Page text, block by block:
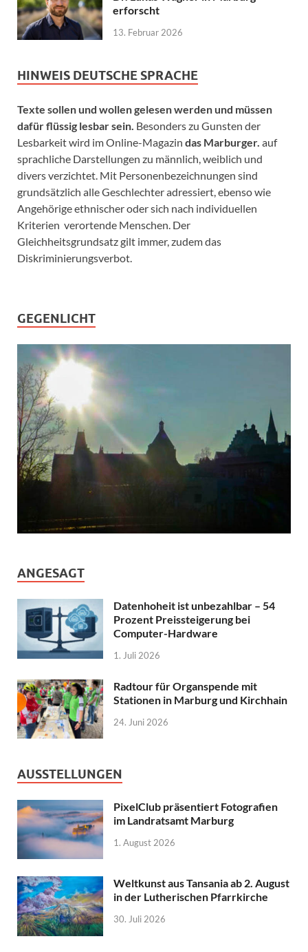
erforscht
13. Februar 2026
HINWEIS DEUTSCHE SPRACHE
Texte sollen und wollen gelesen werden und müssen
dafür flüssig lesbar sein. Besonders zu Gunsten der
Lesbarkeit wird im Online-Magazin das Marburger. auf
sprachliche Darstellungen zu männlich, weiblich und
divers verzichtet. Mit Personenbezeichnungen sind
grundsätzlich alle Geschlechter adressiert, ebenso wie
Angehörige ethnischer oder sich nach individuellen
Kriterien verortende Menschen. Der
Gleichheitsgrundsatz gilt immer, zudem das
Diskriminierungsverbot.
GEGENLICHT
ANGESAGT
Datenhoheit ist unbezahlbar – 54
Prozent Preissteigerung bei
Computer-Hardware
1. Juli 2026
Radtour für Organspende mit
Stationen in Marburg und Kirchhain
24. Juni 2026
AUSSTELLUNGEN
PixelClub präsentiert Fotografien
im Landratsamt Marburg
1. August 2026
Weltkunst aus Tansania ab 2. August
in der Lutherischen Pfarrkirche
30. Juli 2026